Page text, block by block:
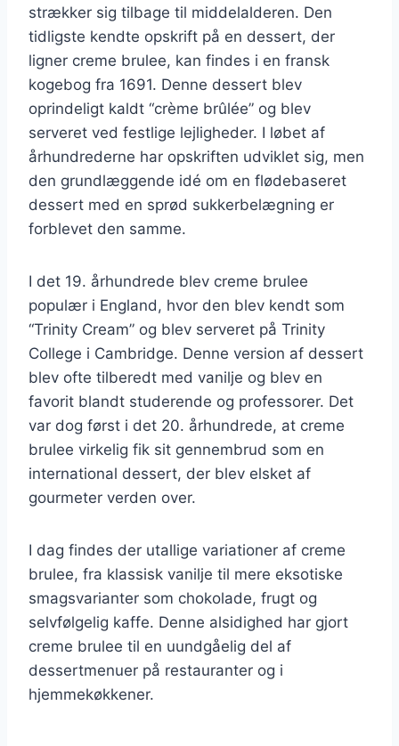
strækker sig tilbage til middelalderen. Den
tidligste kendte opskrift på en dessert, der
ligner creme brulee, kan findes i en fransk
kogebog fra 1691. Denne dessert blev
oprindeligt kaldt “crème brûlée” og blev
serveret ved festlige lejligheder. I løbet af
århundrederne har opskriften udviklet sig, men
den grundlæggende idé om en flødebaseret
dessert med en sprød sukkerbelægning er
forblevet den samme.
I det 19. århundrede blev creme brulee
populær i England, hvor den blev kendt som
“Trinity Cream” og blev serveret på Trinity
College i Cambridge. Denne version af dessert
blev ofte tilberedt med vanilje og blev en
favorit blandt studerende og professorer. Det
var dog først i det 20. århundrede, at creme
brulee virkelig fik sit gennembrud som en
international dessert, der blev elsket af
gourmeter verden over.
I dag findes der utallige variationer af creme
brulee, fra klassisk vanilje til mere eksotiske
smagsvarianter som chokolade, frugt og
selvfølgelig kaffe. Denne alsidighed har gjort
creme brulee til en uundgåelig del af
dessertmenuer på restauranter og i
hjemmekøkkener.